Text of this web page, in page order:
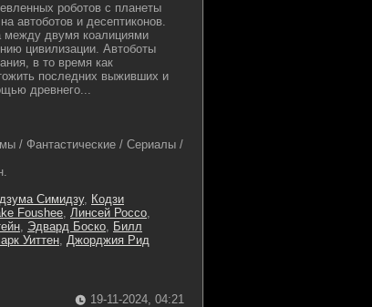
роботов с планеты
автоботов и десептиконов.
между двумя коалициями
цивилизации. Автоботы
в то время как
последних выживших и
древнего...
/ Фантастические / Сериалы /
Симидзу, Кодзи
Foushee, Линсей Россо,
, Эдвард Боско, Билл
Уиттен, Джорджия Рид
19-11-2024, 04:21